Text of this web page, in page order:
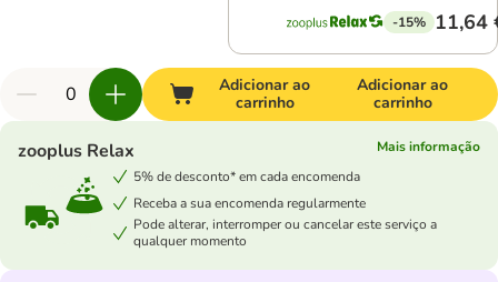
-15% 11,64
Adicionar ao
carrinho
Adicionar ao
carrinho
zooplus Relax
Mais informação
5% de desconto* em cada encomenda
Receba a sua encomenda regularmente
Pode alterar, interromper ou cancelar este serviço a
qualquer momento